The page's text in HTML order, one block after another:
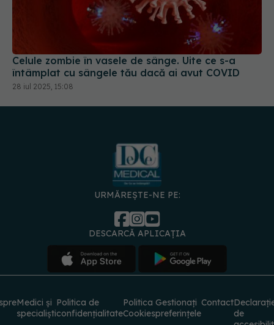
Celule zombie în vasele de sânge. Uite ce s-a
întâmplat cu sângele tău dacă ai avut COVID
28 iul 2025, 15:08
URMĂREȘTE-NE PE:
DESCARCĂ APLICAȚIA
specialiști confidențialitate Cookies
preferințele
de